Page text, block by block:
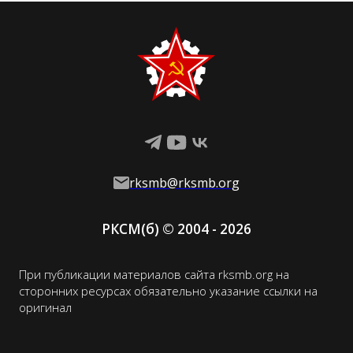
РКСМ(б) © 2004 - 2026
При публикации материалов сайта rksmb.org на
сторонних ресурсах обязательно указание ссылки на
оригинал
rksmb@rksmb.org